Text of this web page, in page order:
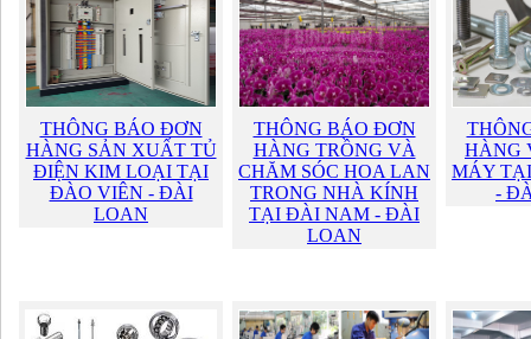
THÔNG BÁO ĐƠN
HÀNG SẢN XUẤT TỦ
ĐIỆN KIM LOẠI TẠI
ĐÀO VIÊN - ĐÀI
LOAN
THÔNG BÁO ĐƠN
HÀNG TRỒNG VÀ
CHĂM SÓC HOA LAN
TRONG NHÀ KÍNH
TẠI ĐÀI NAM - ĐÀI
LOAN
HÀNG
MÁY
-